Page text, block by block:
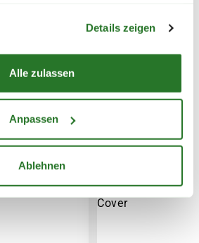
Details zeigen
Alle zulassen
Anpassen
Ablehnen